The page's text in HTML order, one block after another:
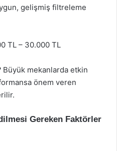
gelişmiş filtreleme
TL – 30.000 TL
Büyük mekanlarda etkin
önem veren
Gereken Faktörler